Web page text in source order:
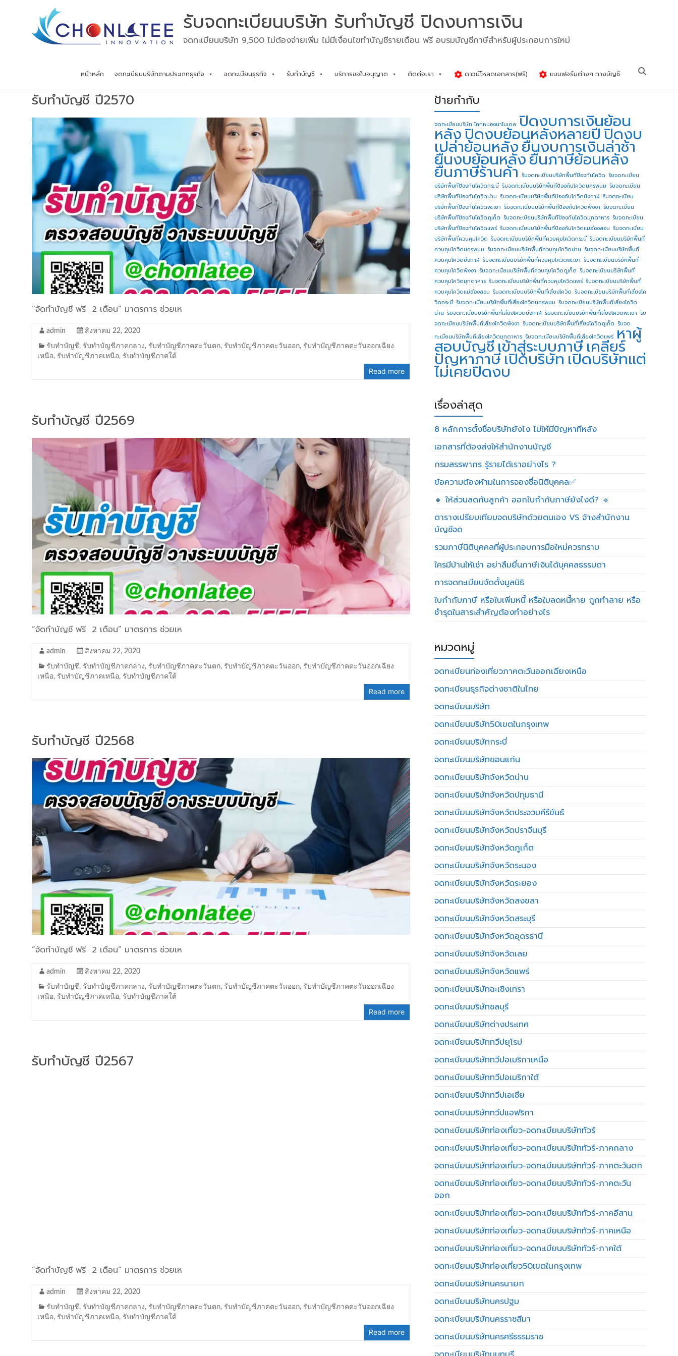
รับจดทะเบียนบริษัท รับทำบัญชี ปิดงบการเงิน
จดทะเบียนบริษัท 9,500 ไม่ต้องจ่ายเพิ่ม ไม่มีเงื่อนไขทำบัญชีรายเดือน ฟรี อบรมบัญชีภาษีสำหรับผู้ประกอบการใหม่
หน้าหลัก จดทะเบียนบริษัทตามประเภทธุรกิจ จดทะเบียนธุรกิจ รับทำบัญชี บริการขอใบอนุญาต ติดต่อเรา ดาวน์โหลดเอกสาร(ฟรี) แบบฟอร์มต่างๆ ทางบัญชี
รับทำบัญชี ปี2570
“จัดทำบัญชี ฟรี 2 เดือน” มาตรการ ช่วยเห
admin สิงหาคม 22, 2020
รับทำบัญชี, รับทำบัญชีภาคกลาง, รับทำบัญชีภาคตะวันตก, รับทำบัญชีภาคตะวันออก, รับทำบัญชีภาคตะวันออกเฉียง
เหนือ, รับทำบัญชีภาคเหนือ, รับทำบัญชีภาคใต้
Read more
รับทำบัญชี ปี2569
“จัดทำบัญชี ฟรี 2 เดือน” มาตรการ ช่วยเห
admin สิงหาคม 22, 2020
รับทำบัญชี, รับทำบัญชีภาคกลาง, รับทำบัญชีภาคตะวันตก, รับทำบัญชีภาคตะวันออก, รับทำบัญชีภาคตะวันออกเฉียง
เหนือ, รับทำบัญชีภาคเหนือ, รับทำบัญชีภาคใต้
Read more
รับทำบัญชี ปี2568
“จัดทำบัญชี ฟรี 2 เดือน” มาตรการ ช่วยเห
admin สิงหาคม 22, 2020
รับทำบัญชี, รับทำบัญชีภาคกลาง, รับทำบัญชีภาคตะวันตก, รับทำบัญชีภาคตะวันออก, รับทำบัญชีภาคตะวันออกเฉียง
เหนือ, รับทำบัญชีภาคเหนือ, รับทำบัญชีภาคใต้
Read more
รับทำบัญชี ปี2567
“จัดทำบัญชี ฟรี 2 เดือน” มาตรการ ช่วยเห
admin สิงหาคม 22, 2020
รับทำบัญชี, รับทำบัญชีภาคกลาง, รับทำบัญชีภาคตะวันตก, รับทำบัญชีภาคตะวันออก, รับทำบัญชีภาคตะวันออกเฉียง
เหนือ, รับทำบัญชีภาคเหนือ, รับทำบัญชีภาคใต้
Read more
ป้ายกำกับ
จดทะเบียนบริษัท โคกหนองนาโมเดล ปิดงบการเงินย้อน
หลังปิดงบย้อนหลังหลายปี ปิดงบ
เปล่าย้อนหลังยื่นงบการเงินล่าช้า
ยื่นงบย้อนหลังยื่นภาษีย้อนหลัง
ยื่นภาษีร้านค้า รับจดทะเบียนบริษัทพื้นทีป้องกันโควิด รับจดทะเบียน
บริษัทพื้นทีป้องกันโควิดกระบี่ รับจดทะเบียนบริษัทพื้นทีป้องกันโควิดนครพนม รับจดทะเบียน
บริษัทพื้นทีป้องกันโควิดน่าน รับจดทะเบียนบริษัทพื้นทีป้องกันโควิดบึงกาฬ รับจดทะเบียน
บริษัทพื้นทีป้องกันโควิดพะเยา รับจดทะเบียนบริษัทพื้นทีป้องกันโควิดพังงา รับจดทะเบียน
บริษัทพื้นทีป้องกันโควิดภูเก็ต รับจดทะเบียนบริษัทพื้นทีป้องกันโควิดมุกดาหาร รับจดทะเบียน
บริษัทพื้นทีป้องกันโควิดแพร่ รับจดทะเบียนบริษัทพื้นทีป้องกันโควิดแม่ฮ่องสอน รับจดทะเบียน
บริษัทพื้นที่ควบคุมโควิด รับจดทะเบียนบริษัทพื้นที่ควบคุมโควิดกระบี่ รับจดทะเบียนบริษัทพื้นที่
ควบคุมโควิดนครพนม รับจดทะเบียนบริษัทพื้นที่ควบคุมโควิดน่าน รับจดทะเบียนบริษัทพื้นที่
ควบคุมโควิดบึงกาฬ รับจดทะเบียนบริษัทพื้นที่ควบคุมโควิดพะเยา รับจดทะเบียนบริษัทพื้นที่
ควบคุมโควิดพังงา รับจดทะเบียนบริษัทพื้นที่ควบคุมโควิดภูเก็ต รับจดทะเบียนบริษัทพื้นที่
ควบคุมโควิดมุกดาหาร รับจดทะเบียนบริษัทพื้นที่ควบคุมโควิดแพร่ รับจดทะเบียนบริษัทพื้นที่
ควบคุมโควิดแม่ฮ่องสอน รับจดทะเบียนบริษัทพื้นที่เสี่ยงโควิด รับจดทะเบียนบริษัทพื้นที่เสี่ยงโค
วิดกระบี่ รับจดทะเบียนบริษัทพื้นที่เสี่ยงโควิดนครพนม รับจดทะเบียนบริษัทพื้นที่เสี่ยงโควิด
น่าน รับจดทะเบียนบริษัทพื้นที่เสี่ยงโควิดบึงกาฬ รับจดทะเบียนบริษัทพื้นที่เสี่ยงโควิดพะเยา รับ
จดทะเบียนบริษัทพื้นที่เสี่ยงโควิดพังงา รับจดทะเบียนบริษัทพื้นที่เสี่ยงโควิดภูเก็ต รับจด
ทะเบียนบริษัทพื้นที่เสี่ยงโควิดมุกดาหาร รับจดทะเบียนบริษัทพื้นที่เสี่ยงโควิดแพร่ หาผู้
สอบบัญชี เข้าสู่ระบบภาษี เคลียร์
ปัญหาภาษีเปิดบริษัทเปิดบริษัทแต่
ไม่เคยปิดงบ
เรื่องล่าสุด
8 หลักการตั้งชื่อบริษัทยังไง ไม่ให้มีปัญหาทีหลัง
เอกสารที่ต้องส่งให้สำนักงานบัญชี
กรมสรรพากร รู้รายได้เราอย่างไร ?
ข้อความต้องห้ามในการจองชื่อนิติบุคคล✅
🔸 ให้ส่วนลดกับลูกค้า ออกใบกำกับภาษียังไงดี? 🔸
ตารางเปรียบเทียบจดบริษัทด้วยตนเอง VS จ้างสำนักงาน
บัญชีจด
รวมภาษีนิติบุคคลที่ผู้ประกอบการมือใหม่ควรทราบ
ใครมีบ้านให้เช่า อย่าลืมยื่นภาษีเงินได้บุคคลธรรมดา
การจดทะเบียนจัดตั้งมูลนิธิ
ใบกำกับภาษี หรือใบเพิ่มหนี้ หรือใบลดหนี้หาย ถูกทำลาย หรือ
ชำรุดในสาระสำคัญต้องทำอย่างไร
หมวดหมู่
จดทะเบียนท่องเที่ยวภาคตะวันออกเฉียงเหนือ
จดทะเบียนธุรกิจต่างชาติในไทย
จดทะเบียนบริษัท
จดทะเบียนบริษัท50เขตในกรุงเทพ
จดทะเบียนบริษัทกระบี่
จดทะเบียนบริษัทขอนแก่น
จดทะเบียนบริษัทจังหวัดน่าน
จดทะเบียนบริษัทจังหวัดปทุมธานี
จดทะเบียนบริษัทจังหวัดประจวบคีรีขันธ์
จดทะเบียนบริษัทจังหวัดปราจีนบุรี
จดทะเบียนบริษัทจังหวัดภูเก็ต
จดทะเบียนบริษัทจังหวัดระนอง
จดทะเบียนบริษัทจังหวัดระยอง
จดทะเบียนบริษัทจังหวัดสงขลา
จดทะเบียนบริษัทจังหวัดสระบุรี
จดทะเบียนบริษัทจังหวัดอุดรธานี
จดทะเบียนบริษัทจังหวัดเลย
จดทะเบียนบริษัทจังหวัดแพร่
จดทะเบียนบริษัทฉะเชิงเทรา
จดทะเบียนบริษัทชลบุรี
จดทะเบียนบริษัทต่างประเทศ
จดทะเบียนบริษัททวีปยุโรป
จดทะเบียนบริษัททวีปอเมริกาเหนือ
จดทะเบียนบริษัททวีปอเมริกาใต้
จดทะเบียนบริษัททวีปเอเชีย
จดทะเบียนบริษัททวีปแอฟริกา
จดทะเบียนบริษัทท่องเที่ยว-จดทะเบียนบริษัททัวร์
จดทะเบียนบริษัทท่องเที่ยว-จดทะเบียนบริษัททัวร์-ภาคกลาง
จดทะเบียนบริษัทท่องเที่ยว-จดทะเบียนบริษัททัวร์-ภาคตะวันตก
จดทะเบียนบริษัทท่องเที่ยว-จดทะเบียนบริษัททัวร์-ภาคตะวัน
ออก
จดทะเบียนบริษัทท่องเที่ยว-จดทะเบียนบริษัททัวร์-ภาคอีสาน
จดทะเบียนบริษัทท่องเที่ยว-จดทะเบียนบริษัททัวร์-ภาคเหนือ
จดทะเบียนบริษัทท่องเที่ยว-จดทะเบียนบริษัททัวร์-ภาคใต้
จดทะเบียนบริษัทท่องเที่ยว50เขตในกรุงเทพ
จดทะเบียนบริษัทนครนายก
จดทะเบียนบริษัทนครปฐม
จดทะเบียนบริษัทนครราชสีมา
จดทะเบียนบริษัทนครศรีธรรมราช